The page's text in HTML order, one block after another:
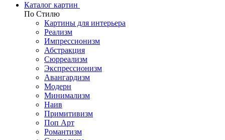
Каталог картин
По Стилю
Картины для интерьера
Реализм
Импрессионизм
Абстракция
Сюрреализм
Экспрессионизм
Авангардизм
Модерн
Минимализм
Наив
Примитивизм
Поп Арт
Романтизм